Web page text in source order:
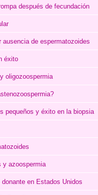
después de fecundación
de espermatozoides
éxito
oligozoospermia
pequeños y éxito en la biopsia
y azoospermia
en Estados Unidos